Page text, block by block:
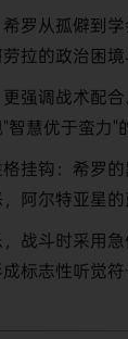
罗从孤僻到
拉的政治困境
强调战术配
慧优于蛮力"
挂钩：希罗
阿尔特亚星的
战斗时采用
标志性听觉符